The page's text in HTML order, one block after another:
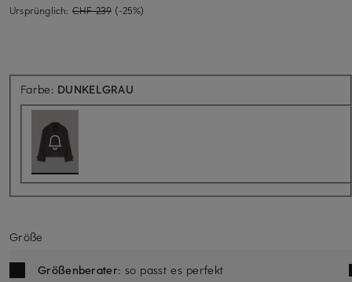
Ursprünglich: CHF 239 (-25%)
Farbe: DUNKELGRAU
Größe
Größenberater: so passt es perfekt